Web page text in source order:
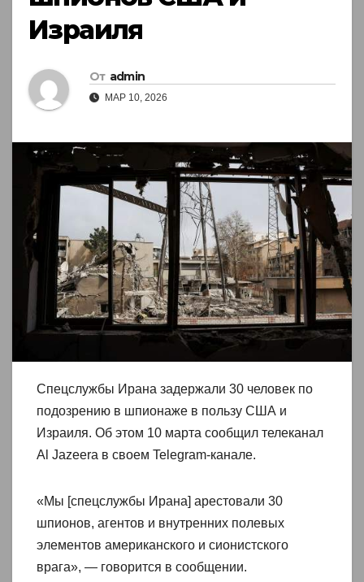
Израиля
От admin
МАР 10, 2026
Спецслужбы Ирана задержали 30 человек по
подозрению в шпионаже в пользу США и
Израиля. Об этом 10 марта сообщил телеканал
Al Jazeera в своем Telegram-канале.
«Мы [спецслужбы Ирана] арестовали 30
шпионов, агентов и внутренних полевых
элементов американского и сионистского
врага», — говорится в сообщении.